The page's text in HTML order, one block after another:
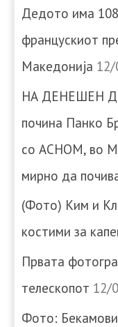
Дедото има
францускиот
Македонија 12/
НА ДЕНЕШЕН
почина Панко
со АСНОМ, во
мирно да
(Фото) Ким и
костими за
Првата
телескопот 12/
Фото: